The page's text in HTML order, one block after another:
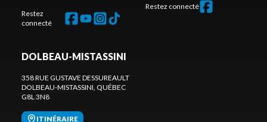
Restez
connecté
Restez connecté
DOLBEAU-MISTASSINI
358 RUE GUSTAVE DESSUREAULT
DOLBEAU-MISTASSINI , QUÉBEC
G8L 3N8
ITINÉRAIRE